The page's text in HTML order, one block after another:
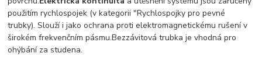
použitím rychlospojek (v kategorii "Rychlospojky pro pevné
trubky). Slouží i jako ochrana proti elektromagnetickému rušení v
širokém frekvenčním pásmu.Bezzávitová trubka je vhodná pro
ohýbání za studena.